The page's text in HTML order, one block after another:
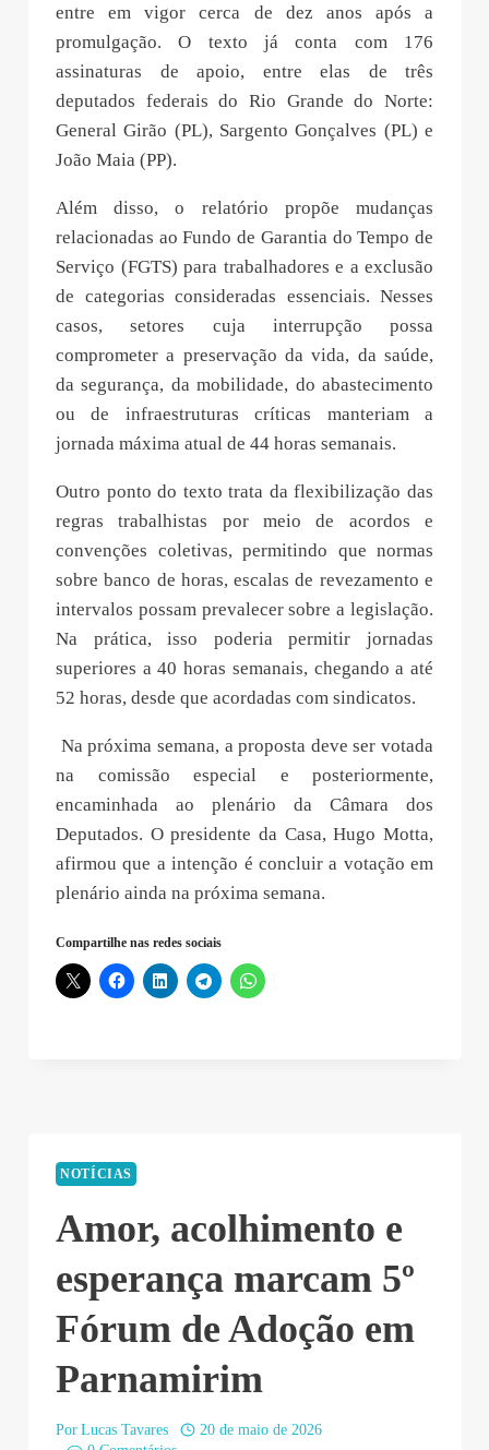
entre em vigor cerca de dez anos após a
promulgação. O texto já conta com 176
assinaturas de apoio, entre elas de três
deputados federais do Rio Grande do Norte:
General Girão (PL), Sargento Gonçalves (PL) e
João Maia (PP).
Além disso, o relatório propõe mudanças
relacionadas ao Fundo de Garantia do Tempo de
Serviço (FGTS) para trabalhadores e a exclusão
de categorias consideradas essenciais. Nesses
casos, setores cuja interrupção possa
comprometer a preservação da vida, da saúde,
da segurança, da mobilidade, do abastecimento
ou de infraestruturas críticas manteriam a
jornada máxima atual de 44 horas semanais.
Outro ponto do texto trata da flexibilização das
regras trabalhistas por meio de acordos e
convenções coletivas, permitindo que normas
sobre banco de horas, escalas de revezamento e
intervalos possam prevalecer sobre a legislação.
Na prática, isso poderia permitir jornadas
superiores a 40 horas semanais, chegando a até
52 horas, desde que acordadas com sindicatos.
Na próxima semana, a proposta deve ser votada
na comissão especial e posteriormente,
encaminhada ao plenário da Câmara dos
Deputados. O presidente da Casa, Hugo Motta,
afirmou que a intenção é concluir a votação em
plenário ainda na próxima semana.
Compartilhe nas redes sociais
NOTÍCIAS
Amor, acolhimento e
esperança marcam 5º
Fórum de Adoção em
Parnamirim
Por Lucas Tavares
20 de maio de 2026